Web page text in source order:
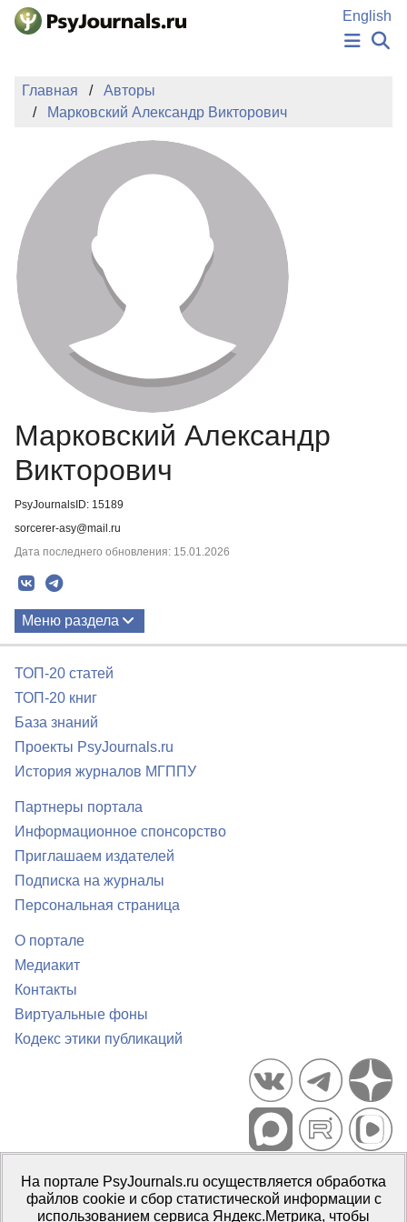
Перейти к основному содержанию
English
ИЗДАНИЯ
АВТОРЫ
ПОДАТЬ РУКОПИСЬ
БАЗА ЗНАНИЙ
КЛЮЧЕВЫЕ СЛОВА
Регистрация
Главная
Авторы
Марковский Александр Викторович
Марковский Александр
Викторович
PsyJournalsID: 15189
sorcerer-asy@mail.ru
Дата последнего обновления: 15.01.2026
Меню раздела
ТОП-20 статей
ТОП-20 книг
База знаний
Проекты PsyJournals.ru
История журналов МГППУ
Партнеры портала
Информационное спонсорство
Приглашаем издателей
Подписка на журналы
Персональная страница
О портале
Медиакит
Контакты
Виртуальные фоны
Кодекс этики публикаций
Портал психологических изданий PsyJournals.ru, 2007–2026
Правила использования материалов
Свидетельство регистрации СМИЭл № ФС77-66447 от 14 июля
На портале PsyJournals.ru осуществляется обработка
файлов cookie и сбор статистической информации с
использованием сервиса Яндекс.Метрика, чтобы